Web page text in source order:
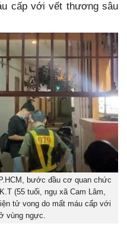
cấp với vết thương sâu
bước đầu cơ quan chức
(55 tuổi, ngụ xã Cam Lâm,
tử vong do mất máu cấp với
vùng ngực.